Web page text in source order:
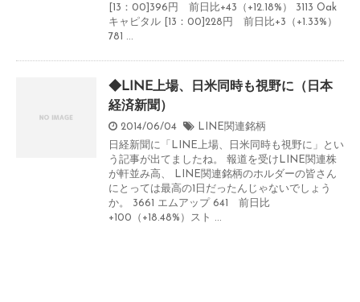
[13：00]396円 前日比+43（+12.18%） 3113 Oak
キャピタル [13：00]228円 前日比+3（+1.33%）
781 ...
◆LINE上場、日米同時も視野に（日本
経済新聞）
2014/06/04
LINE関連銘柄
日経新聞に「LINE上場、日米同時も視野に」とい
う記事が出てましたね。 報道を受けLINE関連株
が軒並み高、 LINE関連銘柄のホルダーの皆さん
にとっては最高の1日だったんじゃないでしょう
か。 3661 エムアップ 641 前日比
+100（+18.48%）スト ...